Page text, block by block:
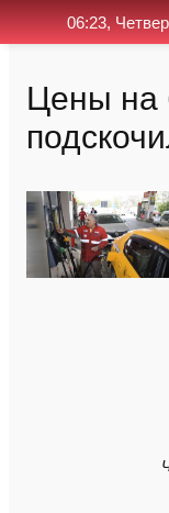
Цены на
06:23,